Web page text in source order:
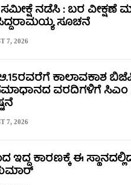
ನಡೆಸಿ : ಬರ ವೀಕ್ಷಣೆ
ಸೂಚನೆ
7, 2026
ಕಾಲಾವಕಾಶ
ವರದಿಗಳಿಗೆ ಸಿಎಂ
7, 2026
ಇದ್ದ ಕಾರಣಕ್ಕೆ ಈ